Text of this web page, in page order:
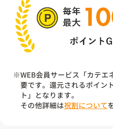
※WEB会員サービス「カテエ
要です。還元されるポイン
ト」となります。
その他詳細は祝割について